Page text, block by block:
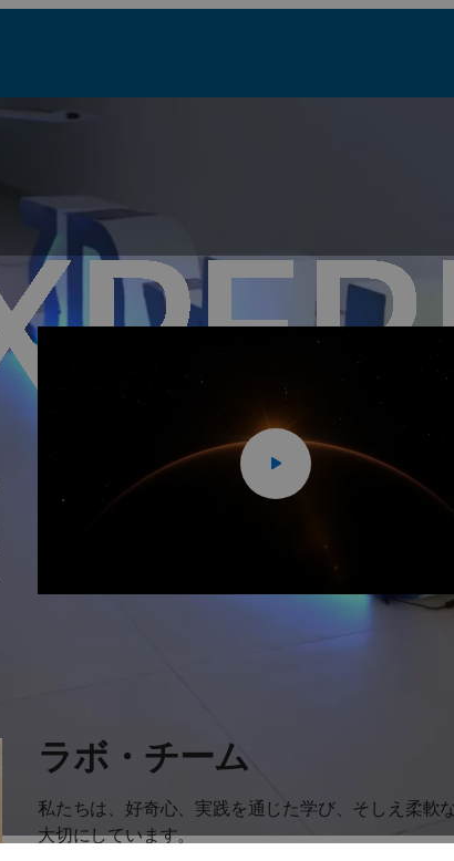
ラボ・チーム
私たちは、好奇心、実践を通じた学び、そしえ柔軟
大切にしています。